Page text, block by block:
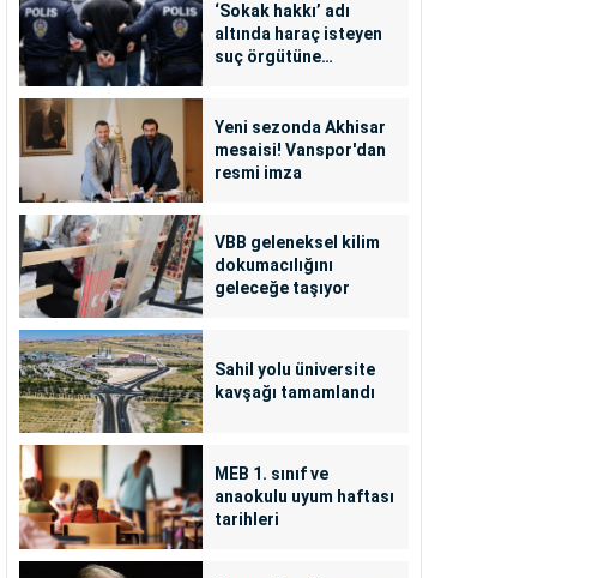
‘Sokak hakkı’ adı
altında haraç isteyen
suç örgütüne
Yeni sezonda Akhisar
mesaisi! Vanspor'dan
resmi imza
VBB geleneksel kilim
dokumacılığını
geleceğe taşıyor
Sahil yolu üniversite
kavşağı tamamlandı
MEB 1. sınıf ve
anaokulu uyum haftası
tarihleri